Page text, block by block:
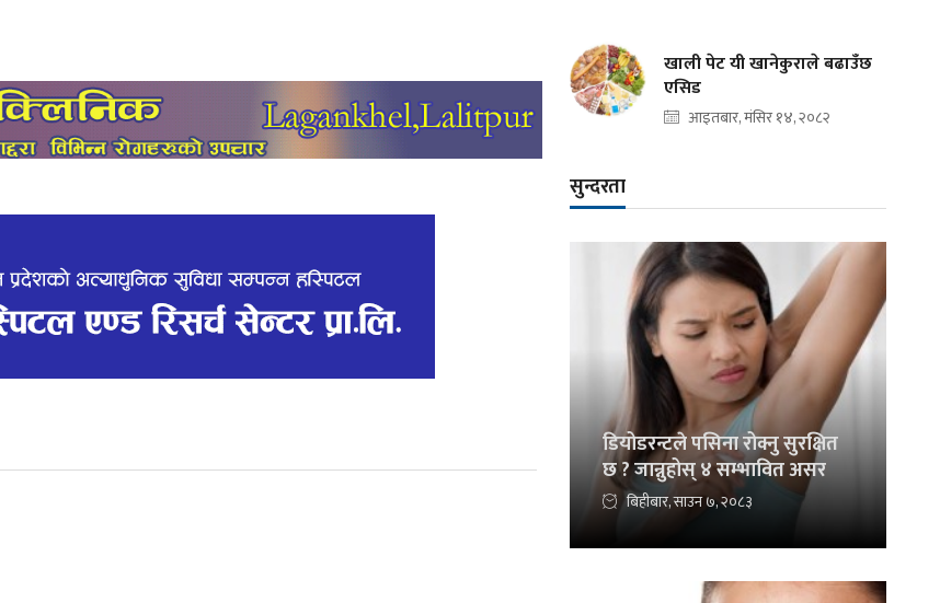
खाली पेट यी खानेकुराले बढाउँछ
एसिड
आइतबार, मंसिर १४, २०८२
सुन्दरता
डियोडरन्टले पसिना रोक्नु सुरक्षित
छ ? जान्नुहोस् ४ सम्भावित असर
बिहीबार, साउन ७, २०८३